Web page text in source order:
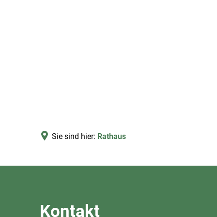
Sie sind hier: Rathaus
Kontakt